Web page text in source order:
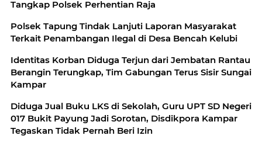
Tangkap Polsek Perhentian Raja
Polsek Tapung Tindak Lanjuti Laporan Masyarakat
Terkait Penambangan Ilegal di Desa Bencah Kelubi
Identitas Korban Diduga Terjun dari Jembatan Rantau
Berangin Terungkap, Tim Gabungan Terus Sisir Sungai
Kampar
Diduga Jual Buku LKS di Sekolah, Guru UPT SD Negeri
017 Bukit Payung Jadi Sorotan, Disdikpora Kampar
Tegaskan Tidak Pernah Beri Izin